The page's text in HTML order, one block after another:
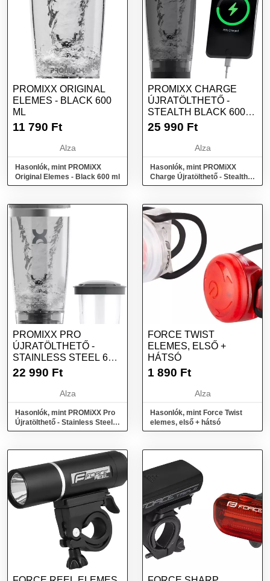
PROMIXX ORIGINAL
ELEMES - BLACK 600
ML
11 790 Ft
Alza
Hasonlók, mint PROMiXX
Original Elemes - Black 600 ml
PROMIXX CHARGE
ÚJRATÖLTHETŐ -
STEALTH BLACK 600
ML
25 990 Ft
Alza
Hasonlók, mint PROMiXX
Charge Újratölthető - Stealth
Black 600 ml
PROMIXX PRO
ÚJRATÖLTHETŐ -
STAINLESS STEEL 600
ML
22 990 Ft
Alza
Hasonlók, mint PROMiXX Pro
Újratölthető - Stainless Steel
600 ml
FORCE TWIST
ELEMES, ELSŐ +
HÁTSÓ
1 890 Ft
Alza
Hasonlók, mint Force Twist
elemes, első + hátsó